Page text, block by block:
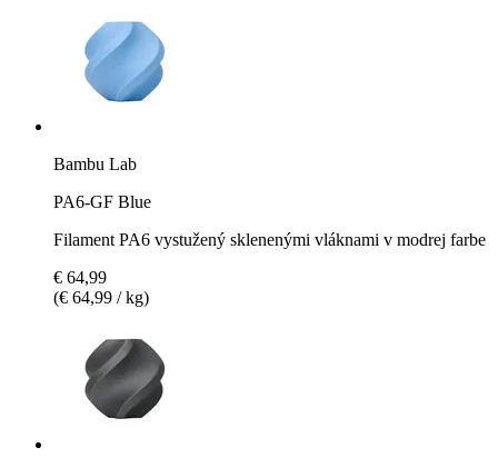
Bambu Lab
PA6-GF Blue
Filament PA6 vystužený sklenenými vláknami v modrej farbe
€ 64,99
(€ 64,99 / kg)